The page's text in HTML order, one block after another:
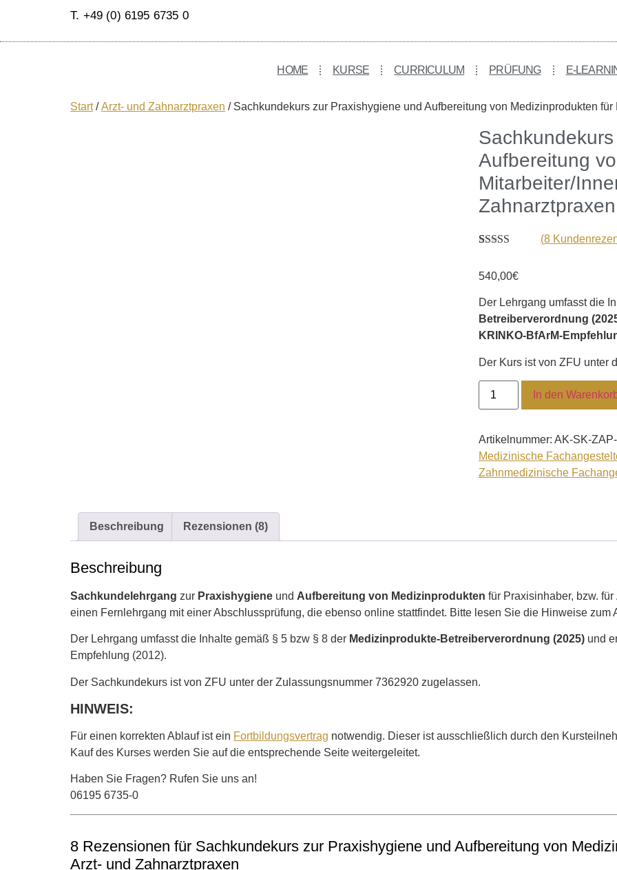
T. +49 (0) 6195 6735 0
HOME KURSE CURRICULUM PRÜFUNG E-
Start/Arzt- und Zahnarztpraxen / Sachkundekurs zur Praxishygiene und Aufbereitung von Medizinprodukten
Aufbereitung
Mitarbeiter/
Zahnarztpraxen
basierend auf
(8
540,00€
Der Lehrgang umfasst die
Betreiberverordnung
KRINKO-BfArM-
Der Kurs ist von ZFU unter
In den
Artikelnummer: AK-SK-
Medizinische
Zahnmedizinische
Beschreibung Rezensionen (8)
Beschreibung
Sachkundelehrgang zur Praxishygiene und Aufbereitung von Medizinprodukten für Praxisinhaber, bzw.
einen Fernlehrgang mit einer Abschlussprüfung, die ebenso online stattfindet. Bitte lesen Sie die Hinweise zum
Der Lehrgang umfasst die Inhalte gemäß § 5 bzw § 8 der Medizinprodukte-Betreiberverordnung (2025) und
Empfehlung (2012).
Der Sachkundekurs ist von ZFU unter der Zulassungsnummer 7362920 zugelassen.
HINWEIS:
Für einen korrekten Ablauf ist ein Fortbildungsvertrag notwendig. Dieser ist ausschließlich durch den
Kauf des Kurses werden Sie auf die entsprechende Seite weitergeleitet.
Haben Sie Fragen? Rufen Sie uns an!
06195 6735-0
8 Rezensionen für Sachkundekurs zur Praxishygiene und Aufbereitung von
Arzt- und Zahnarztpraxen